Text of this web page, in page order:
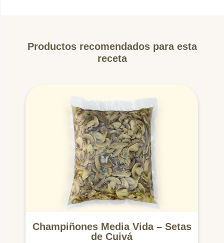
Productos recomendados para esta
receta
Champiñones Media Vida – Setas
de Cuivá